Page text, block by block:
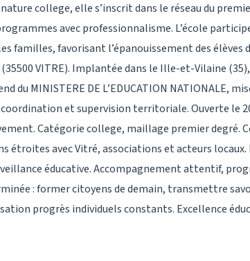
college, elle s’inscrit dans le réseau du
avec professionnalisme. L’école
familles, favorisant l’épanouissement des élèves
VITRE). Implantée dans le Ille-et-Vilaine
du MINISTERE DE L’EDUCATION NATIONALE,
coordination et supervision territoriale. Ouverte le
Catégorie college, maillage premier degré.
étroites avec Vitré, associations et acteurs
éducative. Accompagnement attentif,
: former citoyens de demain, transmettre
progrès individuels constants. Excellence